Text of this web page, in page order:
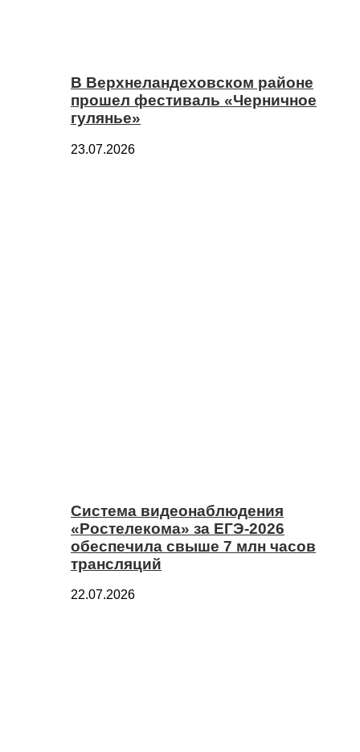
В Верхнеландеховском районе
прошел фестиваль «Черничное
гулянье»
23.07.2026
Система видеонаблюдения
«Ростелекома» за ЕГЭ-2026
обеспечила свыше 7 млн часов
трансляций
22.07.2026